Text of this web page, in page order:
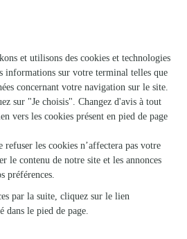
d'avis clients fourni via Trustpilot.
Interflora sur Trustpilot